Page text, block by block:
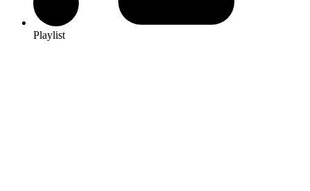
Playlist